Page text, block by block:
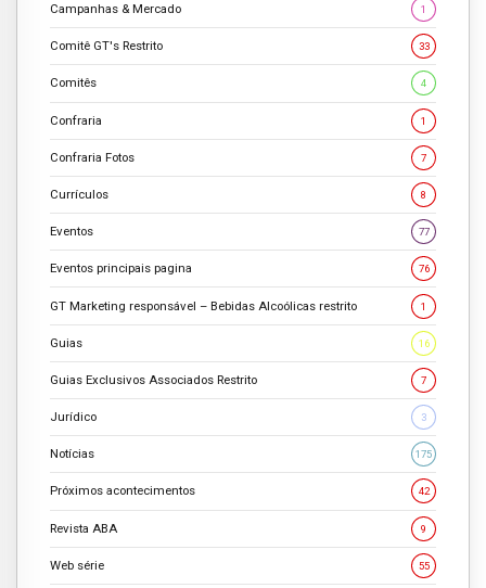
Campanhas & Mercado 1
Comitê GT's Restrito 33
Comitês 4
Confraria 1
Confraria Fotos 7
Currículos 8
Eventos 77
Eventos principais pagina 76
GT Marketing responsável – Bebidas Alcoólicas restrito 1
Guias 16
Guias Exclusivos Associados Restrito 7
Jurídico 3
Notícias 175
Próximos acontecimentos 42
Revista ABA 9
Web série 55